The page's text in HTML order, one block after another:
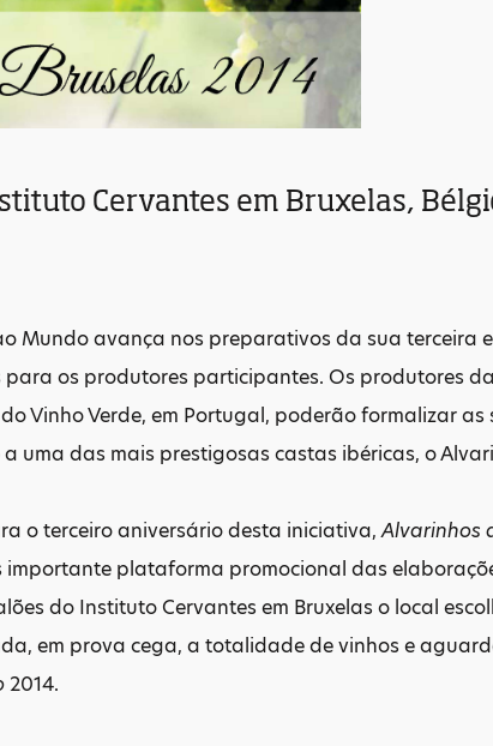
Cervantes em Bruxelas,
Mundo avança nos preparativos da sua terceira
os produtores participantes. Os produtores
Vinho Verde, em Portugal, poderão formalizar as
uma das mais prestigosas castas ibéricas, o
o terceiro aniversário desta iniciativa,Alvarinhos
importante plataforma promocional das
do Instituto Cervantes em Bruxelas o local
em prova cega, a totalidade de vinhos e
2014.